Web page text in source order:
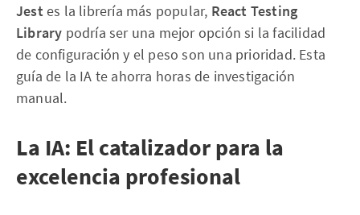
Jest es la librería más popular, React Testing
Library podría ser una mejor opción si la facilidad
de configuración y el peso son una prioridad. Esta
guía de la IA te ahorra horas de investigación
manual.
La IA: El catalizador para la
excelencia profesional